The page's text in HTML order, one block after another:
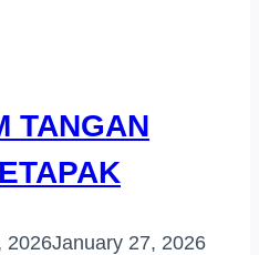
TANGAN
2026January 27, 2026